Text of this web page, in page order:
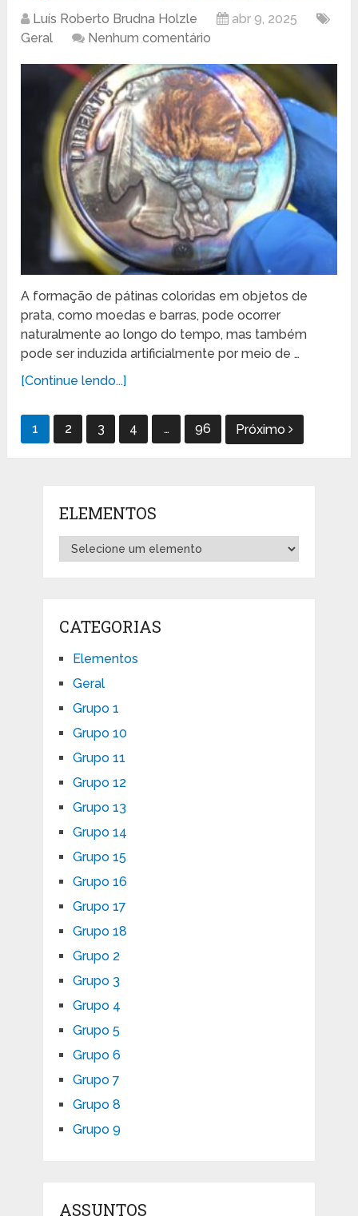
Luís Roberto Brudna Holzle
abr 9, 2025
Geral
Nenhum comentário
A formação de pátinas coloridas em objetos de
prata, como moedas e barras, pode ocorrer
naturalmente ao longo do tempo, mas também
pode ser induzida artificialmente por meio de …
[Continue lendo...]
Paginação
1 2 3 4 … 96 Próximo
ELEMENTOS
CATEGORIAS
Elementos
Geral
Grupo 1
Grupo 10
Grupo 11
Grupo 12
Grupo 13
Grupo 14
Grupo 15
Grupo 16
Grupo 17
Grupo 18
Grupo 2
Grupo 3
Grupo 4
Grupo 5
Grupo 6
Grupo 7
Grupo 8
Grupo 9
ASSUNTOS